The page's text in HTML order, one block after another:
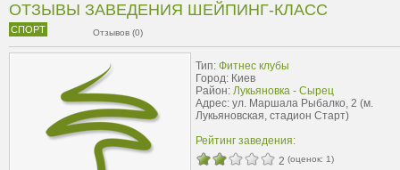
ОТЗЫВЫ ЗАВЕДЕНИЯ ШЕЙПИНГ-КЛАСС
СПОРТ Отзывов (0)
Тип: Фитнес клубы
Город: Киев
Район: Лукьяновка - Сырец
Адрес: ул. Маршала Рыбалко, 2 (м.
Лукьяновская, стадион Старт)
Рейтинг заведения:
2 (оценок: 1)